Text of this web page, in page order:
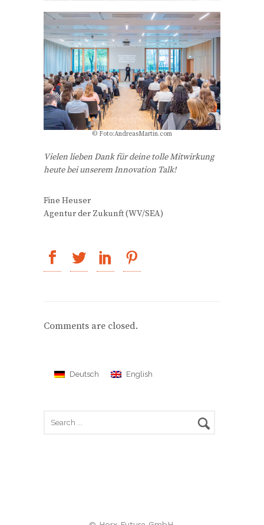
© Foto:AndreasMartin.com
Vielen lieben Dank für deine tolle Mitwirkung
heute bei unserem Innovation Talk!
Fine Heuser
Agentur der Zukunft (WV/SEA)
Comments are closed.
Deutsch English